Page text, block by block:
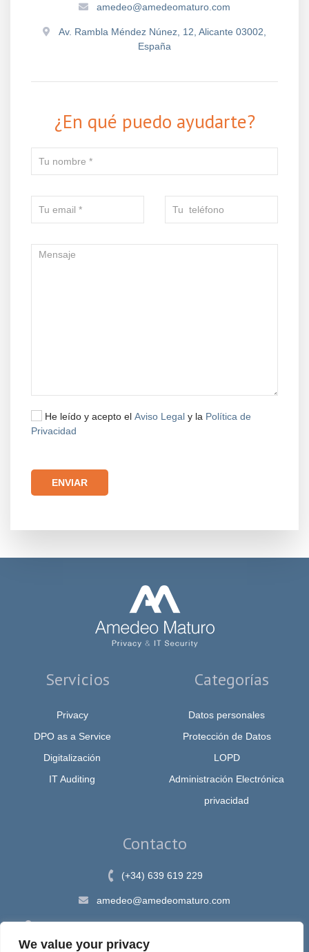
We value your privacy
amedeo@amedeomaturo.com
Av. Rambla Méndez Núnez, 12, Alicante 03002,
España
¿En qué puedo ayudarte?
He leído y acepto el Aviso Legal y la Política de
Privacidad
Servicios
Privacy
DPO as a Service
Digitalización
IT Auditing
Categorías
Datos personales
Protección de Datos
LOPD
Administración Electrónica
privacidad
Contacto
(+34) 639 619 229
amedeo@amedeomaturo.com
Av. Rambla Méndez Núnez, 12, Alicante 03002, España